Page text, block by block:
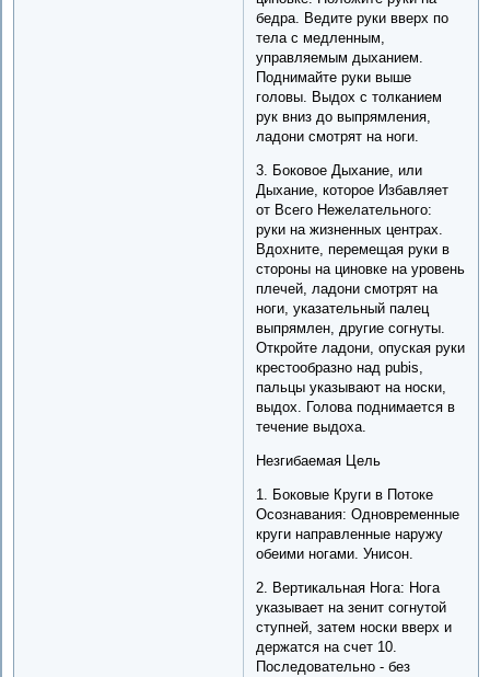
бедра. Ведите руки вверх по
тела с медленным,
управляемым дыханием.
Поднимайте руки выше
головы. Выдох с толканием
рук вниз до выпрямления,
ладони смотрят на ноги.
3. Боковое Дыхание, или
Дыхание, которое Избавляет
от Всего Нежелательного:
руки на жизненных центрах.
Вдохните, перемещая руки в
стороны на циновке на уровень
плечей, ладони смотрят на
ноги, указательный палец
выпрямлен, другие согнуты.
Откройте ладони, опуская руки
крестообразно над pubis,
пальцы указывают на носки,
выдох. Голова поднимается в
течение выдоха.
Незгибаемая Цель
1. Боковые Круги в Потоке
Осознавания: Одновременные
круги направленные наружу
обеими ногами. Унисон.
2. Вертикальная Нога: Нога
указывает на зенит согнутой
ступней, затем носки вверх и
держатся на счет 10.
Последовательно - без